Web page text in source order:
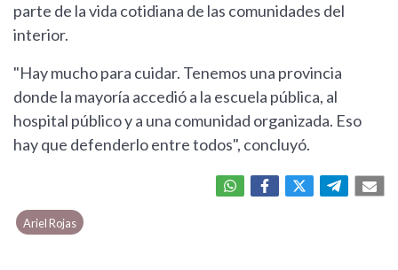
parte de la vida cotidiana de las comunidades del
interior.
"Hay mucho para cuidar. Tenemos una provincia
donde la mayoría accedió a la escuela pública, al
hospital público y a una comunidad organizada. Eso
hay que defenderlo entre todos", concluyó.
Ariel Rojas